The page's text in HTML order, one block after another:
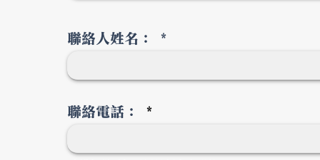
聯絡人姓名：
聯絡電話：